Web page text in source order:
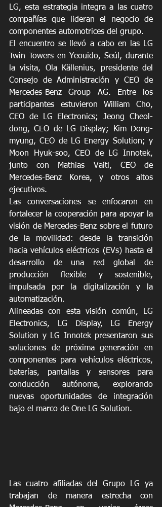
LG, esta estrategia integra a las cuatro
compañías que lideran el negocio de
componentes automotrices del grupo.
El encuentro se llevó a cabo en las LG
Twin Towers en Yeouido, Seúl, durante
la visita, Ola Källenius, presidente del
Consejo de Administración y CEO de
Mercedes-Benz Group AG. Entre los
participantes estuvieron William Cho,
CEO de LG Electronics; Jeong Cheol-
dong, CEO de LG Display; Kim Dong-
myung, CEO de LG Energy Solution; y
Moon Hyuk-soo, CEO de LG Innotek,
junto con Mathias Vaitl, CEO de
Mercedes-Benz Korea, y otros altos
ejecutivos.
Las conversaciones se enfocaron en
fortalecer la cooperación para apoyar la
visión de Mercedes-Benz sobre el futuro
de la movilidad: desde la transición
hacia vehículos eléctricos (EVs) hasta el
desarrollo de una red global de
producción flexible y sostenible,
impulsada por la digitalización y la
automatización.
Alineadas con esta visión común, LG
Electronics, LG Display, LG Energy
Solution y LG Innotek presentaron sus
soluciones de próxima generación en
componentes para vehículos eléctricos,
baterías, pantallas y sensores para
conducción autónoma, explorando
nuevas oportunidades de integración
bajo el marco de One LG Solution.
Las cuatro afiliadas del Grupo LG ya
trabajan de manera estrecha con